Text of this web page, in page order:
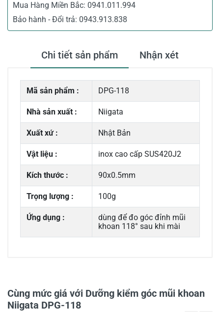
Mua Hàng Miền Bắc: 0941.011.994
Bảo hành - Đổi trả: 0943.913.838
Chi tiết sản phẩm Nhận xét
Mã sản phẩm : DPG-118
Nhà sản xuất : Niigata
Xuất xứ : Nhật Bản
Vật liệu : inox cao cấp SUS420J2
Kích thước : 90x0.5mm
Trọng lượng : 100g
Ứng dụng :
dùng để đo góc đỉnh mũi
khoan 118° sau khi mài
Cùng mức giá với Dưỡng kiểm góc mũi khoan
Niigata DPG-118